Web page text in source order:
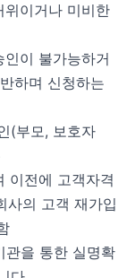
이거나 미비한
이 불가능하거
하며 신청하는
(부모, 보호자
이전에 고객자격
사의 고객 재가입
관을 통한 실명확